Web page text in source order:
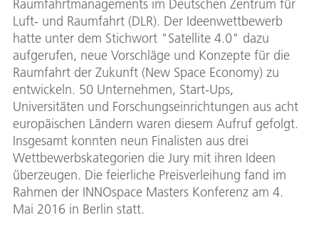
Raumfahrtmanagements im Deutschen Zentrum für
Luft- und Raumfahrt (DLR). Der Ideenwettbewerb
hatte unter dem Stichwort "Satellite 4.0" dazu
aufgerufen, neue Vorschläge und Konzepte für die
Raumfahrt der Zukunft (New Space Economy) zu
entwickeln. 50 Unternehmen, Start-Ups,
Universitäten und Forschungseinrichtungen aus acht
europäischen Ländern waren diesem Aufruf gefolgt.
Insgesamt konnten neun Finalisten aus drei
Wettbewerbskategorien die Jury mit ihren Ideen
überzeugen. Die feierliche Preisverleihung fand im
Rahmen der INNOspace Masters Konferenz am 4.
Mai 2016 in Berlin statt.